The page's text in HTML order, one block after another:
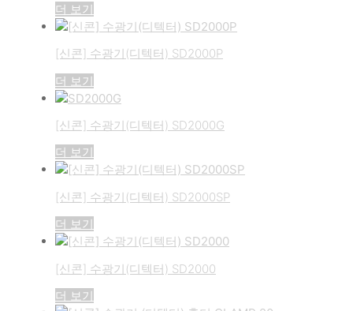
더 보기
[신콘] 수광기(디텍터) SD2000P
더 보기
[신콘] 수광기(디텍터) SD2000G
더 보기
[신콘] 수광기(디텍터) SD2000SP
더 보기
[신콘] 수광기(디텍터) SD2000
더 보기